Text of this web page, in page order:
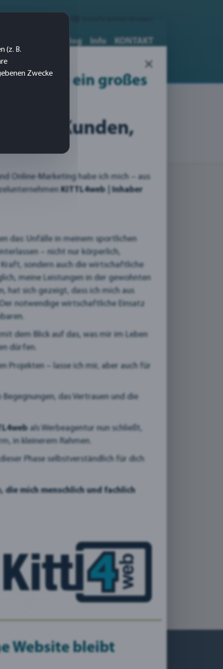
|
Blog Info KONTAKT
Kommunikations Agentur
(z. B.
Zwecke
sowie ein großes
und Kunden,
Online-Marketing habe ich mich – aus
KITTL4web | Inhaber
das: Unfälle in meinem sportlichen
– nicht nur körperlich,
sondern auch die wirtschaftliche
meine Leistungen in der gewohnten
hat sich gezeigt, dass ich mich aus
notwendige wirtschaftliche Einsatz
dem Blick auf das, was mir im Leben
dürfen.
Projekten – lasse ich mir, aber auch für
das Vertrauen und die
als Werbeagentur nun schließt,
in kleinerem Rahmen.
Phase selbstverständlich für dich
die mich menschlich und fachlich
Website bleibt
×